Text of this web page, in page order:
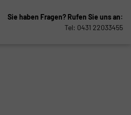
Sie haben Fragen? Rufen Sie uns an:
Tel: 0431 22033455